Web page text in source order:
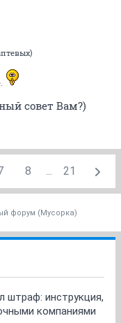
совет Вам?)
8 ... 21
форум (Мусорка)
штраф: инструкция,
компаниями